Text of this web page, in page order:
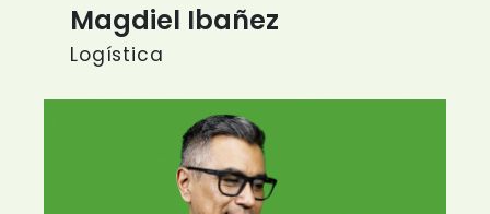
Magdiel Ibañez
Logística